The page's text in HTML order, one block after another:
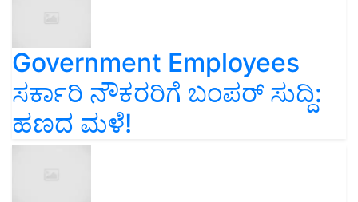
Government Employees
ಸರ್ಕಾರಿ ನೌಕರರಿಗೆ ಬಂಪರ್‌ ಸುದ್ದಿ:
ಹಣದ ಮಳೆ!